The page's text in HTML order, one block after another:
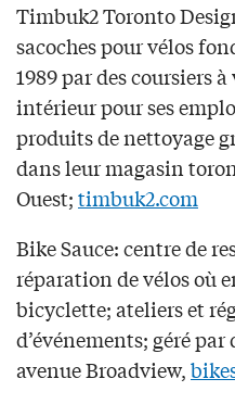
Timbuk2 Toronto
sacoches pour vélos
1989 par des coursiers
intérieur pour ses
produits de nettoyage
dans leur magasin
Ouest;timbuk2.com
Bike Sauce: centre de
réparation de vélos où
bicyclette; ateliers et
d’événements; géré par
avenue Broadview,